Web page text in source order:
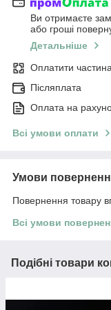
Ви отримаєте
або гроші
Детальніше
Оплатити
Післяплата
Оплата на
Всі умови оплати
Умови
Повернення товару
Всі умови
Подібні товари